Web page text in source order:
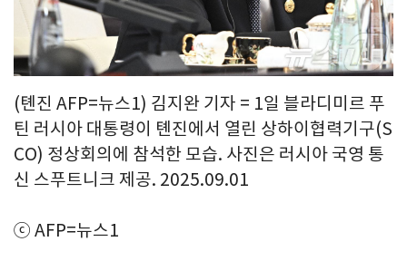
(톈진 AFP=뉴스1) 김지완 기자 = 1일 블라디미르 푸
틴 러시아 대통령이 톈진에서 열린 상하이협력기구(S
CO) 정상회의에 참석한 모습. 사진은 러시아 국영 통
신 스푸트니크 제공. 2025.09.01
ⓒ AFP=뉴스1